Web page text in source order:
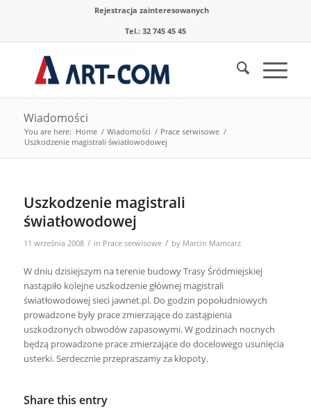
Rejestracja zainteresowanych
Tel.: 32 745 45 45
Wiadomości
You are here: Home / Wiadomości / Prace serwisowe /
Uszkodzenie magistrali światłowodowej
Uszkodzenie magistrali
światłowodowej
11 września 2008 / in Prace serwisowe / by Marcin Mamcarz
W dniu dzisiejszym na terenie budowy Trasy Śródmiejskiej
nastąpiło kolejne uszkodzenie głównej magistrali
światłowodowej sieci jawnet.pl. Do godzin popołudniowych
prowadzone były prace zmierzające do zastąpienia
uszkodzonych obwodów zapasowymi. W godzinach nocnych
będzą prowadzone prace zmierzające do docelowego usunięcia
usterki. Serdecznie przepraszamy za kłopoty.
Share this entry